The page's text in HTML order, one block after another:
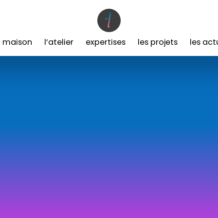
maison l’atelier expertises les projets les